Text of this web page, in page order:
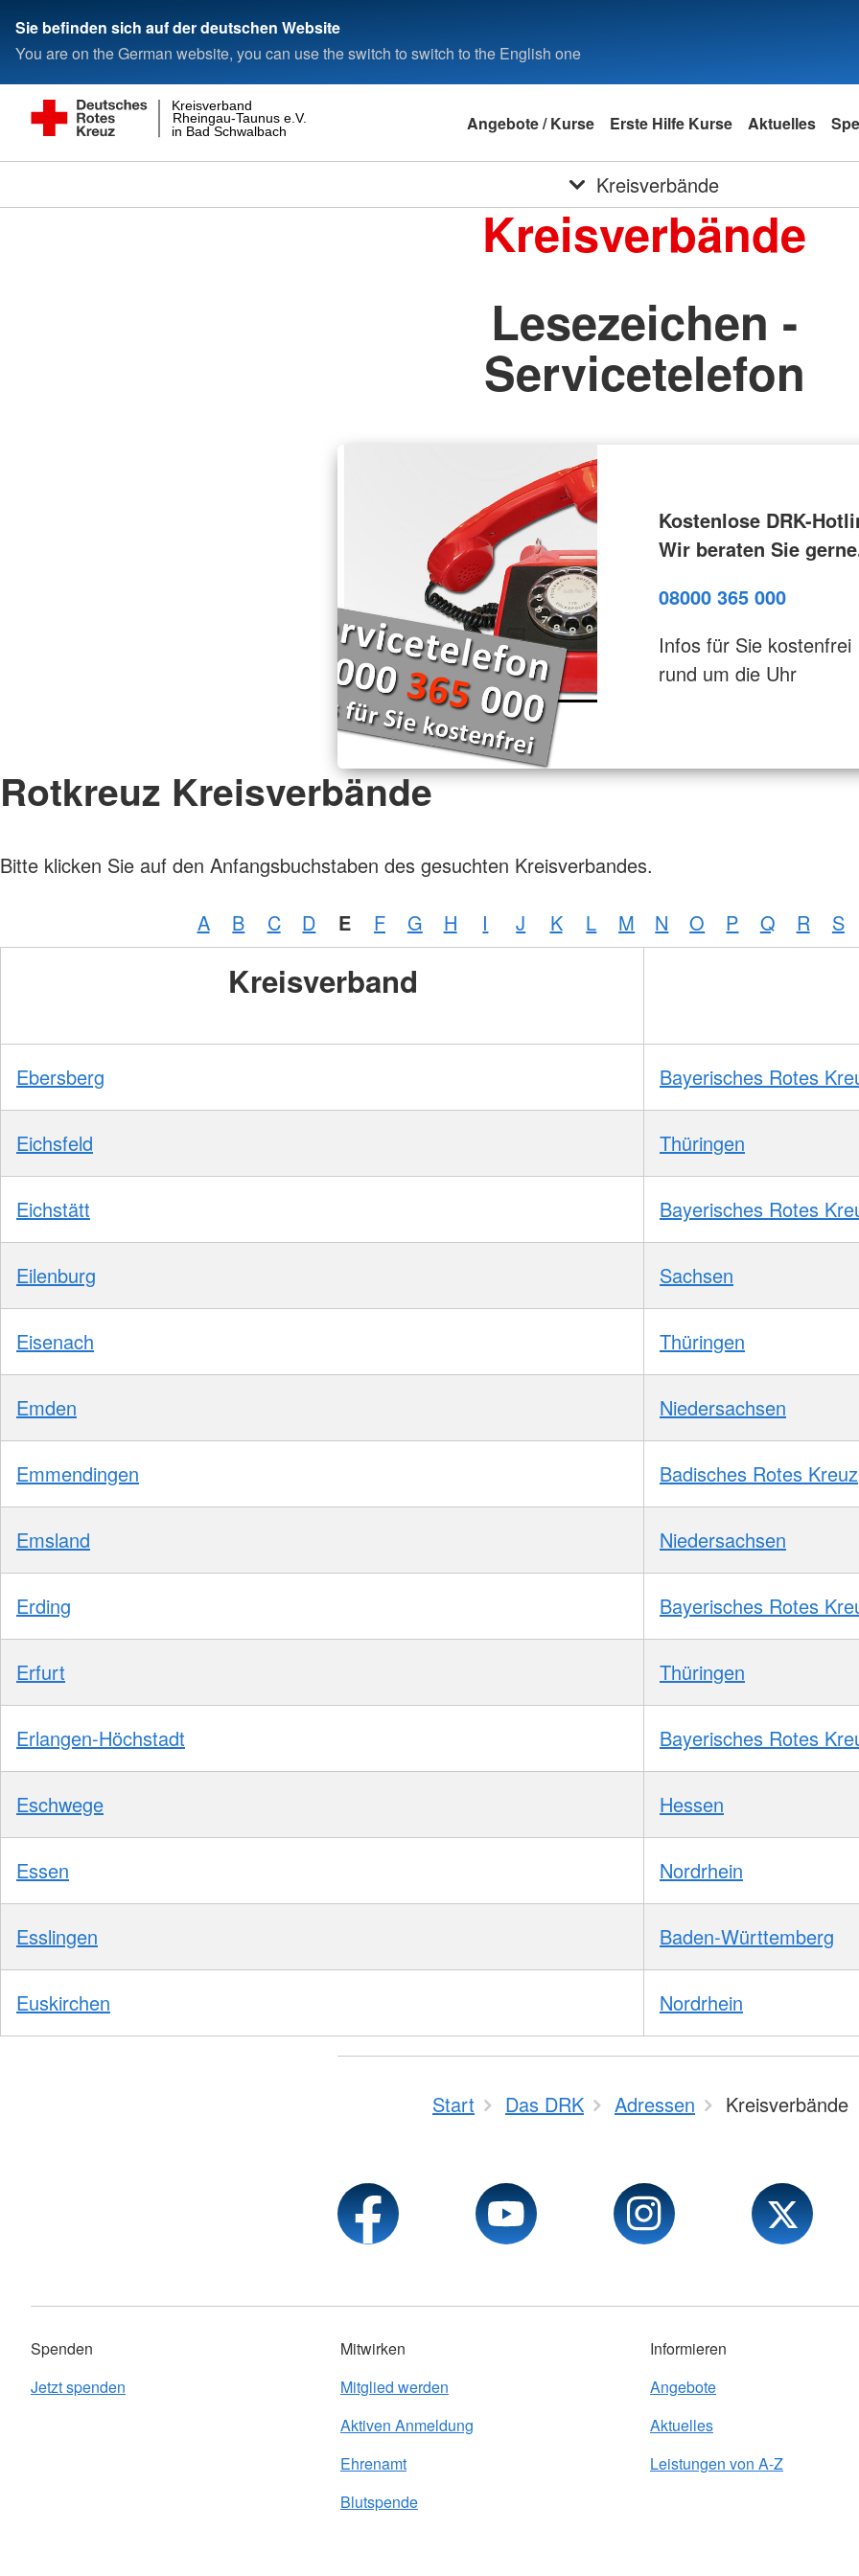
Sie befinden sich auf der deutschen Website
You are on the German website, you can use the switch to switch to the English one
in Bad Schwalbach
Rheingau-Taunus e.V.
Kreisverband
Angebote / Kurse Erste Hilfe Kurse Aktuelles
Kreisverbände
Kreisverbände
Lesezeichen -
Servicetelefon
Kostenlose DRK-
Wir beraten Sie
08000 365 000
Infos für Sie kostenfrei
rund um die Uhr
Rotkreuz Kreisverbände
Bitte klicken Sie auf den Anfangsbuchstaben des gesuchten Kreisverbandes.
A B C D E F G H I J K L M N O P Q R S
Kreisverband
Ebersberg Bayerisches Rotes
Eichsfeld Thüringen
Eichstätt Bayerisches Rotes
Eilenburg Sachsen
Eisenach Thüringen
Emden Niedersachsen
Emmendingen Badisches Rotes Kreuz
Emsland Niedersachsen
Erding Bayerisches Rotes
Erfurt Thüringen
Erlangen-Höchstadt Bayerisches Rotes
Eschwege Hessen
Essen Nordrhein
Esslingen Baden-Württemberg
Euskirchen Nordrhein
Start Das DRK Adressen Kreisverbände
Spenden
Jetzt spenden
Mitwirken
Mitglied werden
Aktiven Anmeldung
Ehrenamt
Blutspende
Informieren
Angebote
Aktuelles
Leistungen von A-Z